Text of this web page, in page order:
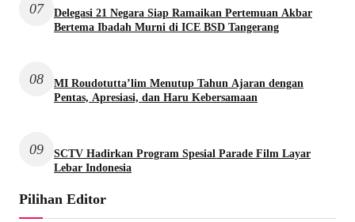
07
Delegasi 21 Negara Siap Ramaikan Pertemuan Akbar
Bertema Ibadah Murni di ICE BSD Tangerang
08
MI Roudotutta’lim Menutup Tahun Ajaran dengan
Pentas, Apresiasi, dan Haru Kebersamaan
09
SCTV Hadirkan Program Spesial Parade Film Layar
Lebar Indonesia
Pilihan Editor